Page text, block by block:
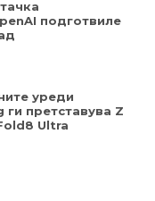
подготвиле
уреди
ги претставува Z
Ultra